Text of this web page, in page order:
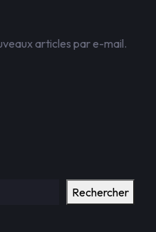
articles par e-mail.
Rechercher